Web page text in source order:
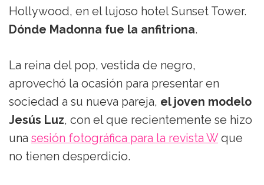
Hollywood, en el lujoso hotel Sunset Tower.
Dónde Madonna fue la anfitriona.
La reina del pop, vestida de negro,
aprovechó la ocasión para presentar en
sociedad a su nueva pareja, el joven modelo
Jesús Luz, con el que recientemente se hizo
una sesión fotográfica para la revista W que
no tienen desperdicio.